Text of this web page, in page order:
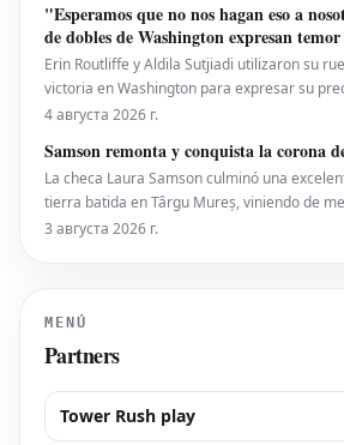
puesto 28 del ranking mundial, demostró su
"Esperamos que no nos hagan eso a
de dobles de Washington expresan
propuestos por la ATP que se extienden
Erin Routliffe y Aldila Sutjiadi utilizaron su
victoria en Washington para expresar su
recortes propuestos por la ATP en dobles
iniciativa separada de la ATP para colocar
4 августа 2026 г.
Samson remonta y conquista la corona
La checa Laura Samson culminó una
tierra batida en Târgu Mureș, viniendo de
derrotar a la máxima favorita, la española
3 августа 2026 г.
MENÚ
Partners
Tower Rush play